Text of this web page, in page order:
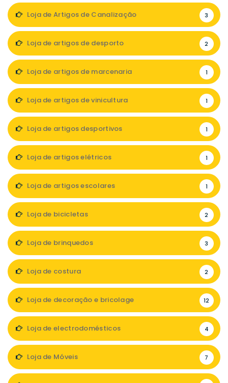
Loja de Artigos de Canalização 3
Loja de artigos de desporto 2
Loja de artigos de marcenaria 1
Loja de artigos de vinicultura 1
Loja de artigos desportivos 1
Loja de artigos elétricos 1
Loja de artigos escolares 1
Loja de bicicletas 2
Loja de brinquedos 3
Loja de costura 2
Loja de decoração e bricolage 12
Loja de electrodomésticos 4
Loja de Móveis 7